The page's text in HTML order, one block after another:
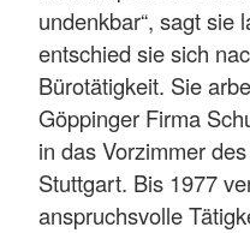
undenkbar“, sagt sie
entschied sie sich
Bürotätigkeit. Sie
Göppinger Firma
in das Vorzimmer
Stuttgart. Bis 1977
anspruchsvolle